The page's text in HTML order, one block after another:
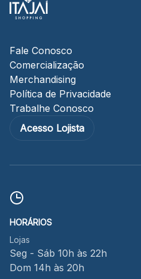
Fale Conosco
Comercialização
Merchandising
Política de Privacidade
Trabalhe Conosco
Acesso Lojista
HORÁRIOS
Lojas
Seg - Sáb 10h às 22h
Dom 14h às 20h